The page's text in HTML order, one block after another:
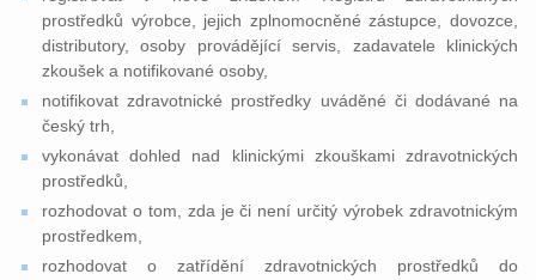
prostředků výrobce, jejich zplnomocněné zástupce, dovozce,
distributory, osoby provádějící servis, zadavatele klinických
zkoušek a notifikované osoby,
notifikovat zdravotnické prostředky uváděné či dodávané na
český trh,
vykonávat dohled nad klinickými zkouškami zdravotnických
prostředků,
rozhodovat o tom, zda je či není určitý výrobek zdravotnickým
prostředkem,
rozhodovat o zatřídění zdravotnických prostředků do